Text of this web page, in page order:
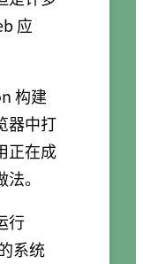
应
构建
器中打
正在成
。
行
系统